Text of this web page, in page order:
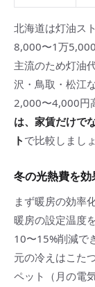
北海道は灯油ス
8,000〜1万
主流のため灯油
沢・鳥取・松江
2,000〜4,000円
は、家賃だけで
ト で比較しましょ
冬の光熱費を
まず暖房の効率
暖房の設定温度
10〜15%削減で
元の冷えはこた
ペット（月の電